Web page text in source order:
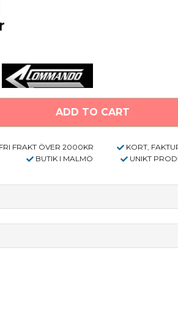
ADD TO CART
FRI FRAKT ÖVER 2000KR
KORT,
BUTIK I MALMÖ UNIKT